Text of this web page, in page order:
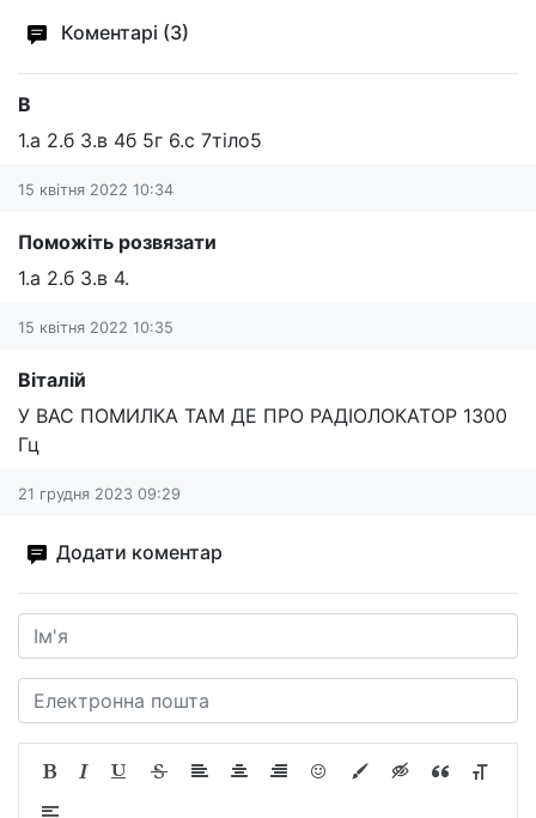
Коментарі (3)
В
1.а 2.б 3.в 4б 5г 6.с 7тіло5
15 квітня 2022 10:34
Поможіть розвязати
1.а 2.б 3.в 4.
15 квітня 2022 10:35
Віталій
У ВАС ПОМИЛКА ТАМ ДЕ ПРО РАДІОЛОКАТОР 1300
Гц
21 грудня 2023 09:29
Додати коментар